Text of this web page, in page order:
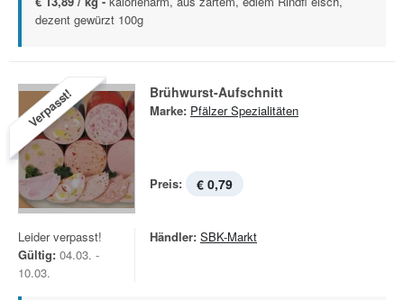
dezent gewürzt 100g
Verpasst! Brühwurst-Aufschnitt
Marke: Pfälzer Spezialitäten
Preis: € 0,79
Leider verpasst!
Gültig: 04.03. -
10.03.
Händler: SBK-Markt